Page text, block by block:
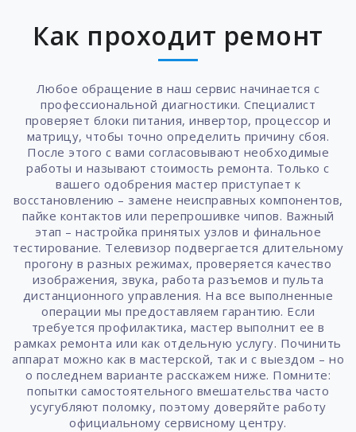
Как проходит ремонт
Любое обращение в наш сервис начинается с
профессиональной диагностики. Специалист
проверяет блоки питания, инвертор, процессор и
матрицу, чтобы точно определить причину сбоя.
После этого с вами согласовывают необходимые
работы и называют стоимость ремонта. Только с
вашего одобрения мастер приступает к
восстановлению – замене неисправных компонентов,
пайке контактов или перепрошивке чипов. Важный
этап – настройка принятых узлов и финальное
тестирование. Телевизор подвергается длительному
прогону в разных режимах, проверяется качество
изображения, звука, работа разъемов и пульта
дистанционного управления. На все выполненные
операции мы предоставляем гарантию. Если
требуется профилактика, мастер выполнит ее в
рамках ремонта или как отдельную услугу. Починить
аппарат можно как в мастерской, так и с выездом – но
о последнем варианте расскажем ниже. Помните:
попытки самостоятельного вмешательства часто
усугубляют поломку, поэтому доверяйте работу
официальному сервисному центру.